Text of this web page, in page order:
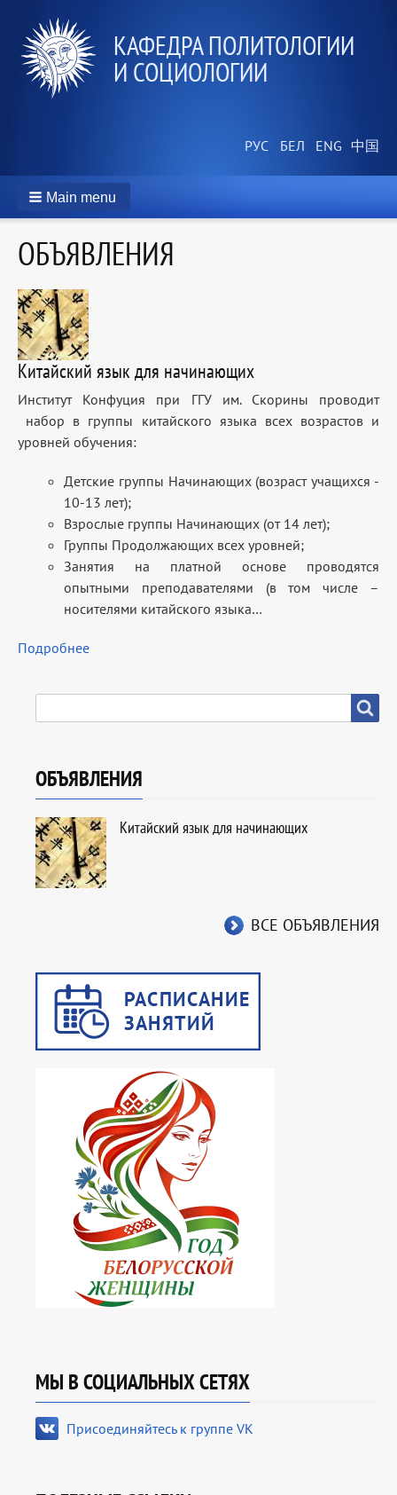
КАФЕДРА ПОЛИТОЛОГИИ
И СОЦИОЛОГИИ
Main menu
ОБЪЯВЛЕНИЯ
Китайский язык для начинающих
Институт Конфуция при ГГУ им. Скорины проводит
набор в группы китайского языка всех возрастов и
уровней обучения:
Детские группы Начинающих (возраст учащихся -
10-13 лет);
Взрослые группы Начинающих (от 14 лет);
Группы Продолжающих всех уровней;
Занятия на платной основе проводятся
опытными преподавателями (в том числе –
носителями китайского языка…
Подробнее
ОБЪЯВЛЕНИЯ
Китайский язык для начинающих
ВСЕ ОБЪЯВЛЕНИЯ
МЫ В СОЦИАЛЬНЫХ СЕТЯХ
Присоединяйтесь к группе VK